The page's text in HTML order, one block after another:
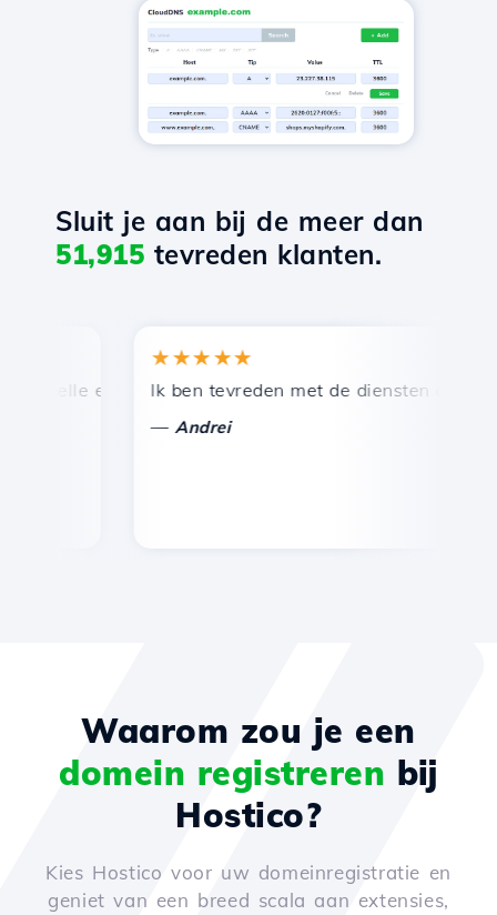
Sluit je aan bij de meer dan
51,915 tevreden klanten.
en efficiënte technische ondersteuning.
★★★★★
Ik ben tevreden met de diensten die door
Andrei
Waarom zou je een
domein registreren bij
Hostico?
Kies Hostico voor uw domeinregistratie en
geniet van een breed scala aan extensies,